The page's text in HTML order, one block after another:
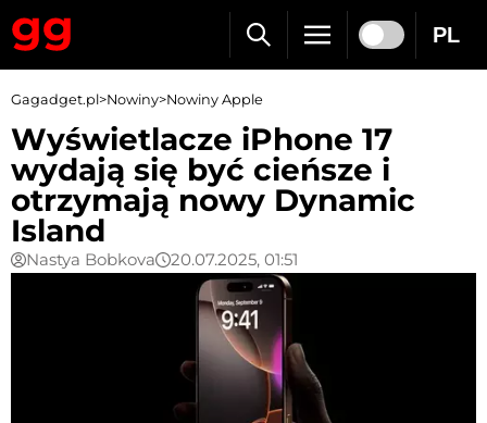
PL
Gagadget.pl>Nowiny>Nowiny Apple
Wyświetlacze iPhone 17
wydają się być cieńsze i
otrzymają nowy Dynamic
Island
Nastya Bobkova 20.07.2025, 01:51